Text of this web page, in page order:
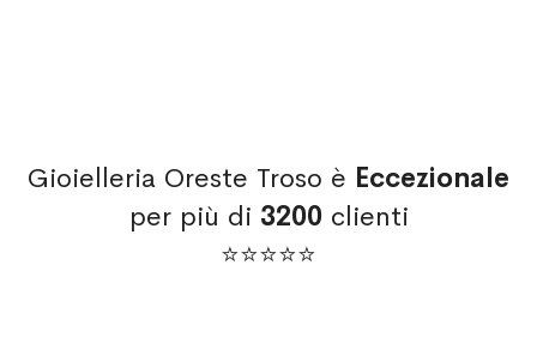
Gioielleria Oreste Troso è Eccezionale
per più di 3200clienti
⭐⭐⭐⭐⭐